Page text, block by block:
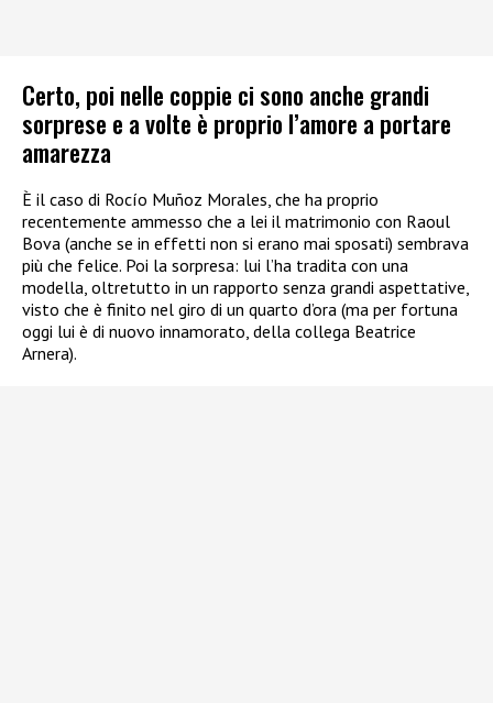
Certo, poi nelle coppie ci sono anche grandi
sorprese e a volte è proprio l’amore a portare
amarezza
È il caso di Rocío Muñoz Morales, che ha proprio
recentemente ammesso che a lei il matrimonio con Raoul
Bova (anche se in effetti non si erano mai sposati) sembrava
più che felice. Poi la sorpresa: lui l’ha tradita con una
modella, oltretutto in un rapporto senza grandi aspettative,
visto che è finito nel giro di un quarto d’ora (ma per fortuna
oggi lui è di nuovo innamorato, della collega Beatrice
Arnera).